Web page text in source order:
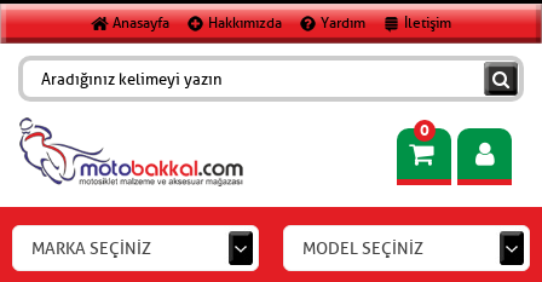
Anasayfa Hakkımızda Yardım İletişim
0
MARKA SEÇİNİZ MODEL SEÇİNİZ